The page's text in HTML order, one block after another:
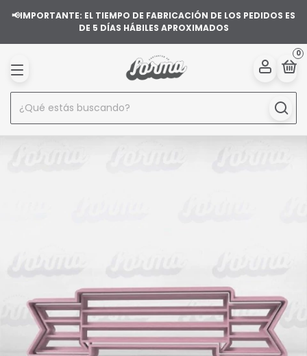
📢IMPORTANTE: EL TIEMPO DE FABRICACIÓN DE LOS PEDIDOS ES
DE 5 DÍAS HÁBILES APROXIMADOS
0